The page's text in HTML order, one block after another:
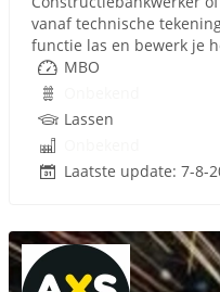
vanaf technische
functie las en bewerk je
MBO
Lassen
Laatste update: 7-8-